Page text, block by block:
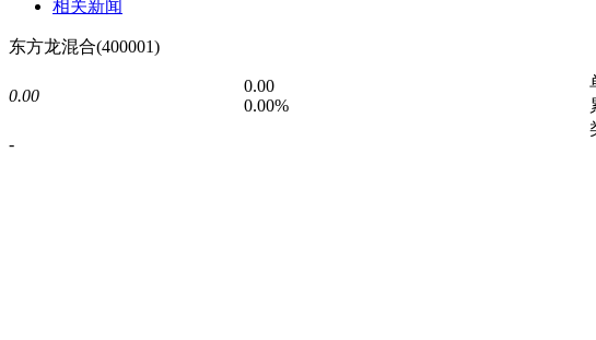
相关新闻
东方龙混合(400001)
0.00
0.00
0.00%
-